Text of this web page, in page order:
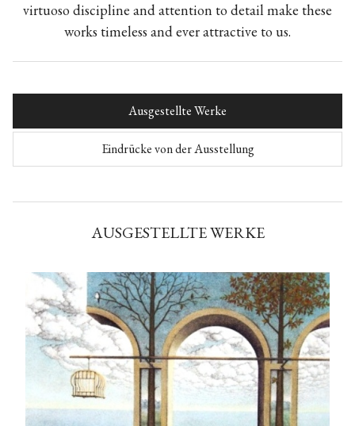
virtuoso discipline and attention to detail make these
works timeless and ever attractive to us.
Ausgestellte Werke
Eindrücke von der Ausstellung
AUSGESTELLTE WERKE